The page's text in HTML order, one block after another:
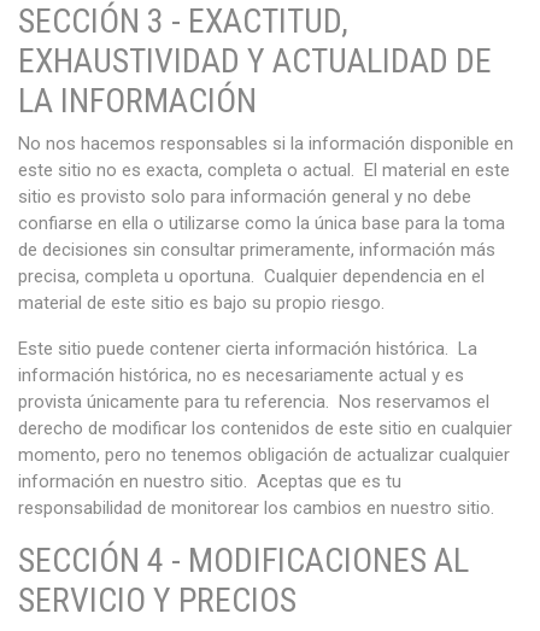
SECCIÓN 3 - EXACTITUD,
EXHAUSTIVIDAD Y ACTUALIDAD DE
LA INFORMACIÓN
No nos hacemos responsables si la información disponible en
este sitio no es exacta, completa o actual. El material en este
sitio es provisto solo para información general y no debe
confiarse en ella o utilizarse como la única base para la toma
de decisiones sin consultar primeramente, información más
precisa, completa u oportuna. Cualquier dependencia en el
material de este sitio es bajo su propio riesgo.
Este sitio puede contener cierta información histórica. La
información histórica, no es necesariamente actual y es
provista únicamente para tu referencia. Nos reservamos el
derecho de modificar los contenidos de este sitio en cualquier
momento, pero no tenemos obligación de actualizar cualquier
información en nuestro sitio. Aceptas que es tu
responsabilidad de monitorear los cambios en nuestro sitio.
SECCIÓN 4 - MODIFICACIONES AL
SERVICIO Y PRECIOS